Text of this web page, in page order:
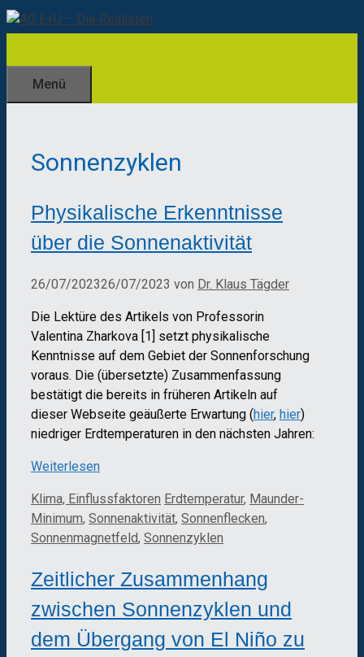
Zum
Inhalt
Menü
Sonnenzyklen
Physikalische Erkenntnisse
über die Sonnenaktivität
26/07/202326/07/2023 von Dr. Klaus Tägder
Die Lektüre des Artikels von Professorin
Valentina Zharkova [1] setzt physikalische
Kenntnisse auf dem Gebiet der Sonnenforschung
voraus. Die (übersetzte) Zusammenfassung
bestätigt die bereits in früheren Artikeln auf
dieser Webseite geäußerte Erwartung (hier, hier)
niedriger Erdtemperaturen in den nächsten Jahren:
Weiterlesen
Kategorien
Klima, Einflussfaktoren Schlagwörter
Erdtemperatur, Maunder-
Minimum, Sonnenaktivität, Sonnenflecken,
Sonnenmagnetfeld, Sonnenzyklen
Zeitlicher Zusammenhang
zwischen Sonnenzyklen und
dem Übergang von El Niño zu